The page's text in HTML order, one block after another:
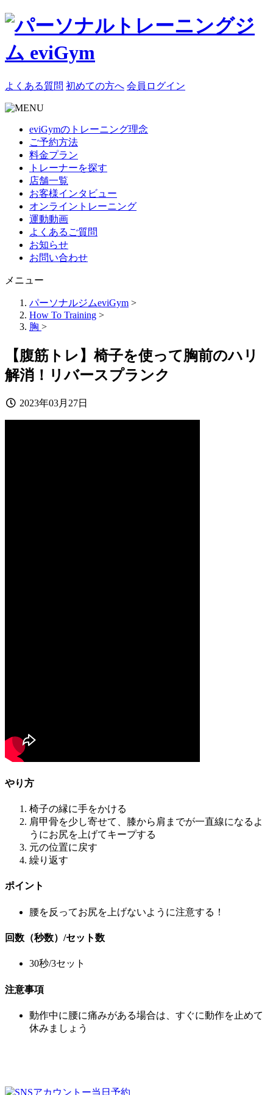
よくある質問 初めての方へ 会員ログイン
eviGymのトレーニング理念
ご予約方法
料金プラン
トレーナーを探す
店舗一覧
お客様インタビュー
オンライントレーニング
運動動画
よくあるご質問
お知らせ
お問い合わせ
メニュー
パーソナルジムeviGym >
How To Training >
胸 >
【腹筋トレ】椅子を使って胸前のハリ
解消！リバースプランク
2023年03月27日
やり方
椅子の縁に手をかける
肩甲骨を少し寄せて、膝から肩までが一直線になるよ
うにお尻を上げてキープする
元の位置に戻す
繰り返す
ポイント
腰を反ってお尻を上げないように注意する！
回数（秒数）/セット数
30秒/3セット
注意事項
動作中に腰に痛みがある場合は、すぐに動作を止めて
休みましょう